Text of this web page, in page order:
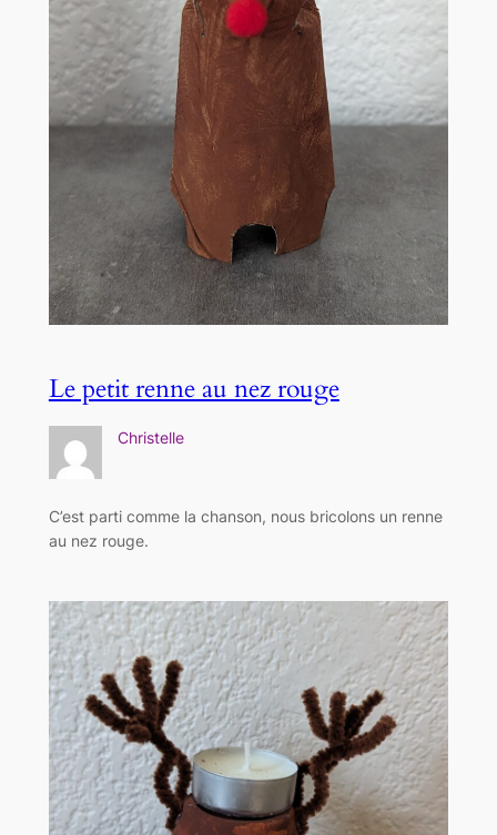
Le petit renne au nez rouge
Christelle
C’est parti comme la chanson, nous bricolons un renne
au nez rouge.